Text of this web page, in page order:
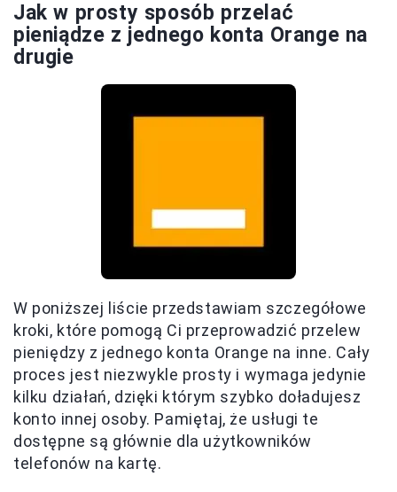
Jak w prosty sposób przelać
pieniądze z jednego konta Orange na
drugie
W poniższej liście przedstawiam szczegółowe
kroki, które pomogą Ci przeprowadzić przelew
pieniędzy z jednego konta Orange na inne. Cały
proces jest niezwykle prosty i wymaga jedynie
kilku działań, dzięki którym szybko doładujesz
konto innej osoby. Pamiętaj, że usługi te
dostępne są głównie dla użytkowników
telefonów na kartę.